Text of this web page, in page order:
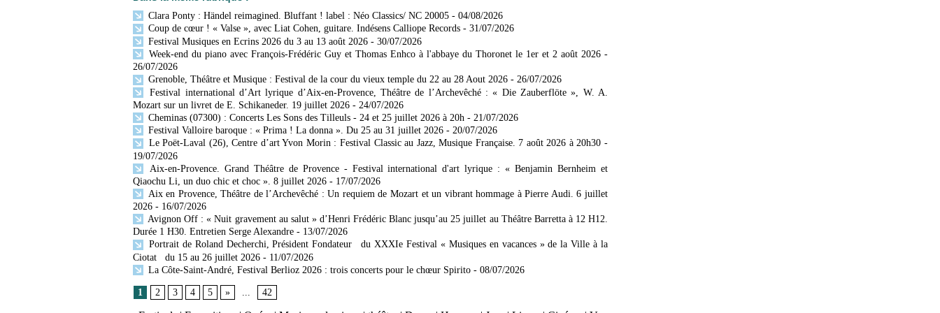
Clara Ponty : Händel reimagined. Bluffant ! label : Néo Classics/ NC 20005 - 04/08/2026
Coup de cœur ! « Valse », avec Liat Cohen, guitare. Indésens Calliope Records - 31/07/2026
Festival Musiques en Ecrins 2026 du 3 au 13 août 2026 - 30/07/2026
Week-end du piano avec François-Frédéric Guy et Thomas Enhco à l'abbaye du Thoronet le 1er et 2 août 2026 -
26/07/2026
Grenoble, Théâtre et Musique : Festival de la cour du vieux temple du 22 au 28 Aout 2026 - 26/07/2026
Festival international d’Art lyrique d’Aix-en-Provence, Théâtre de l’Archevêché : « Die Zauberflöte », W. A.
Mozart sur un livret de E. Schikaneder. 19 juillet 2026 - 24/07/2026
Cheminas (07300) : Concerts Les Sons des Tilleuls - 24 et 25 juillet 2026 à 20h - 21/07/2026
Festival Valloire baroque : « Prima ! La donna ». Du 25 au 31 juillet 2026 - 20/07/2026
Le Poët-Laval (26), Centre d’art Yvon Morin : Festival Classic au Jazz, Musique Française. 7 août 2026 à 20h30 -
19/07/2026
Aix-en-Provence. Grand Théâtre de Provence - Festival international d'art lyrique : « Benjamin Bernheim et
Qiaochu Li, un duo chic et choc ». 8 juillet 2026 - 17/07/2026
Aix en Provence, Théâtre de l’Archevêché : Un requiem de Mozart et un vibrant hommage à Pierre Audi. 6 juillet
2026 - 16/07/2026
Avignon Off : « Nuit gravement au salut » d’Henri Frédéric Blanc jusqu’au 25 juillet au Théâtre Barretta à 12 H12.
Durée 1 H30. Entretien Serge Alexandre - 13/07/2026
Portrait de Roland Decherchi, Président Fondateur du XXXIe Festival « Musiques en vacances » de la Ville à la
Ciotat du 15 au 26 juillet 2026 - 11/07/2026
La Côte-Saint-André, Festival Berlioz 2026 : trois concerts pour le chœur Spirito - 08/07/2026
1 2 3 4 5 » ... 42